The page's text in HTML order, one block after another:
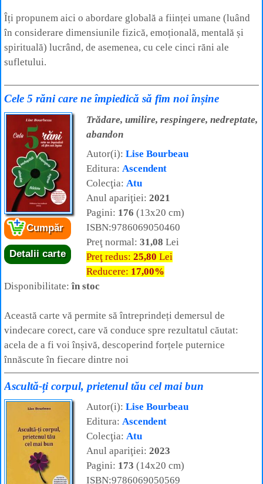
Îți propunem aici o abordare globală a ființei umane (luând
în considerare dimensiunile fizică, emoțională, mentală și
spirituală) lucrând, de asemenea, cu cele cinci răni ale
sufletului.
Cele 5 răni care ne împiedică să fim noi înșine
Cumpăr
Detalii carte
Trădare, umilire, respingere, nedreptate,
abandon
Autor(i): Lise Bourbeau
Editura: Ascendent
Colecţia: Atu
Anul apariţiei: 2021
Pagini: 176 (13x20 cm)
ISBN:9786069050460
Preţ normal: 31,08 Lei
Preţ redus: 25,80 Lei
Reducere: 17,00%
Disponibilitate:în stoc
Această carte vă permite să întreprindeți demersul de
vindecare corect, care vă conduce spre rezultatul căutat:
acela de a fi voi înșivă, descoperind forțele puternice
înnăscute în fiecare dintre noi
Ascultă-ți corpul, prietenul tău cel mai bun
Autor(i): Lise Bourbeau
Editura: Ascendent
Colecţia: Atu
Anul apariţiei: 2023
Pagini: 173 (14x20 cm)
ISBN:9786069050569